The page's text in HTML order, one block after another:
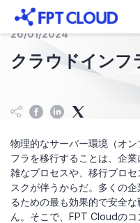
26/01/2024
クラウドインフ
物理的なサーバー環境（オ
フラを移行することは、企
雑なプロセスや、移行プロ
スクが伴うからだ。多くの
るための最も効果的で安全
ん。そこで、FPT Cloudの